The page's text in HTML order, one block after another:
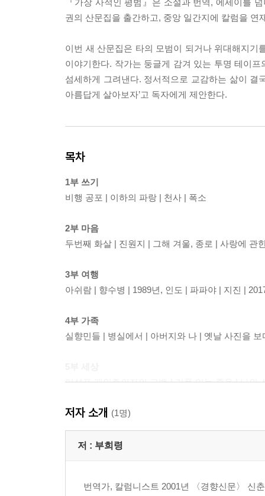
『가장 사적인 평범』은 소설과 번역, 에세이를
권의 산문집을 출간하고, 중앙 일간지에 칼럼을
이번 새 산문집은 타의 모범이 되거나 위대해지
이야기한다. 작가는 둥글게 감겨 있는 투명 테이
섬세하게 그려낸다. 정서적으로 교감하는 삶이 결
아름답게 살아보자’고 독자에게 제안한다.
목차
1부 쓰기
비행 공포 | 이하의 파랑 | 천사 | 폭소
2부 마음
두번째 화살 | 진원지 | 그해 겨울, 종로 | 사랑에 관
3부 여행
아쉬람 | 향수병 | 1989년, 인도 | 파파야 | 지진 |
4부 가족
실향민들 | 병실에서 | 아버지와 나 | 옛날 사진을
어설픈 개인주의자의 고백 | 기품 있는 죽음 | 나의
6부 읽기
거대한 침묵 | 아름다움과 정의로움에 대하여 | 늑
저자 소개 (1명)
저 : 부희령
번역가, 칼럼니스트 2001년 〈경향신문〉 신